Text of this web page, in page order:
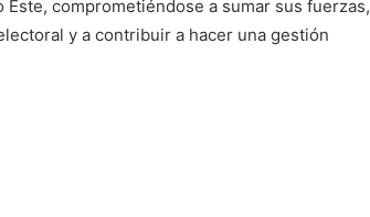
comprometiéndose a sumar sus fuerzas,
y a contribuir a hacer una gestión